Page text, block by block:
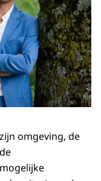
omgeving, de